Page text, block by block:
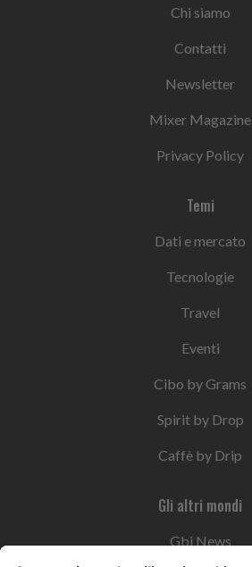
Chi siamo
Contatti
Newsletter
Mixer Magazine
Privacy Policy
Temi
Dati e mercato
Tecnologie
Travel
Eventi
Cibo by Grams
Spirit by Drop
Caffè by Drip
Gli altri mondi
Gbi News